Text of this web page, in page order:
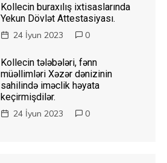
Kollecin buraxılış ixtisaslarında
Yekun Dövlət Attestasiyası.
24 İyun 2023 0
Kollecin tələbələri, fənn
müəllimləri Xəzər dənizinin
sahilində iməclik həyata
keçirmişdilər.
24 İyun 2023 0